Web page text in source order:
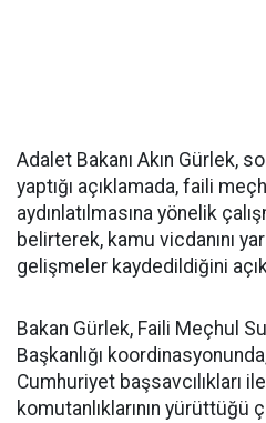
Adalet Bakanı Akın Gürlek,
yaptığı açıklamada, faili
aydınlatılmasına yönelik
belirterek, kamu vicdanını
gelişmeler kaydedildiğini
Bakan Gürlek, Faili Meçhul
Başkanlığı
Cumhuriyet başsavcılıkları
komutanlıklarının yürüttüğü